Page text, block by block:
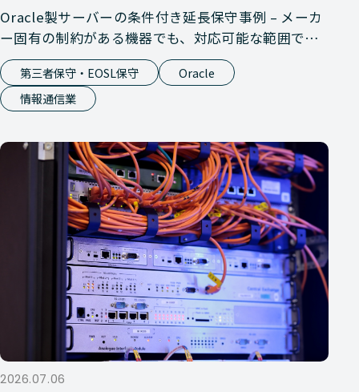
Oracle製サーバーの条件付き延長保守事例 – メーカ
ー固有の制約がある機器でも、対応可能な範囲で保
守を提供
第三者保守・EOSL保守
Oracle
情報通信業
2026.07.06